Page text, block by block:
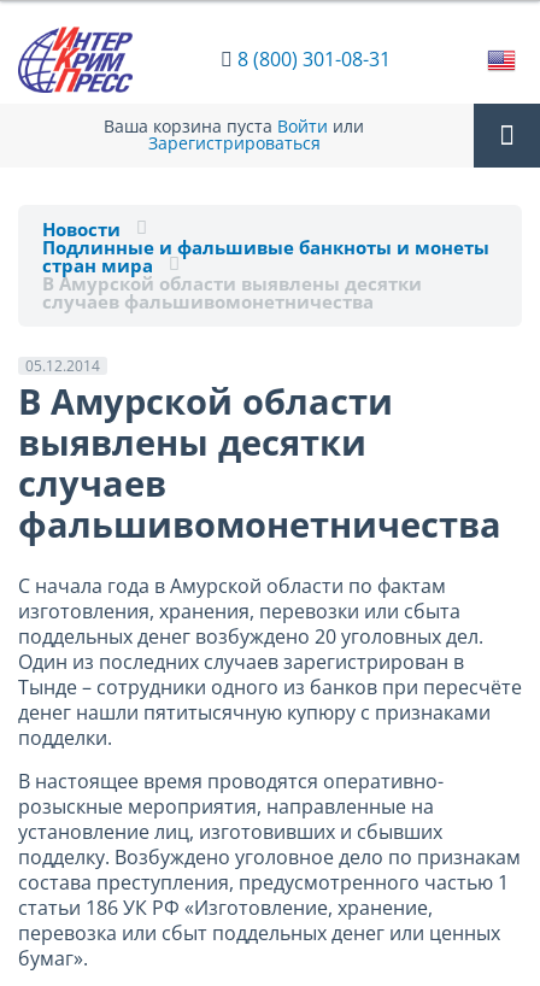
8 (800) 301-08-31
Ваша корзина пуста Войти или
Зарегистрироваться
Новости
Подлинные и фальшивые банкноты и монеты
стран мира
В Амурской области выявлены десятки
случаев фальшивомонетничества
05.12.2014
В Амурской области
выявлены десятки
случаев
фальшивомонетничества
С начала года в Амурской области по фактам
изготовления, хранения, перевозки или сбыта
поддельных денег возбуждено 20 уголовных дел.
Один из последних случаев зарегистрирован в
Тынде – сотрудники одного из банков при пересчёте
денег нашли пятитысячную купюру с признаками
подделки.
В настоящее время проводятся оперативно-
розыскные мероприятия, направленные на
установление лиц, изготовивших и сбывших
подделку. Возбуждено уголовное дело по признакам
состава преступления, предусмотренного частью 1
статьи 186 УК РФ «Изготовление, хранение,
перевозка или сбыт поддельных денег или ценных
бумаг».